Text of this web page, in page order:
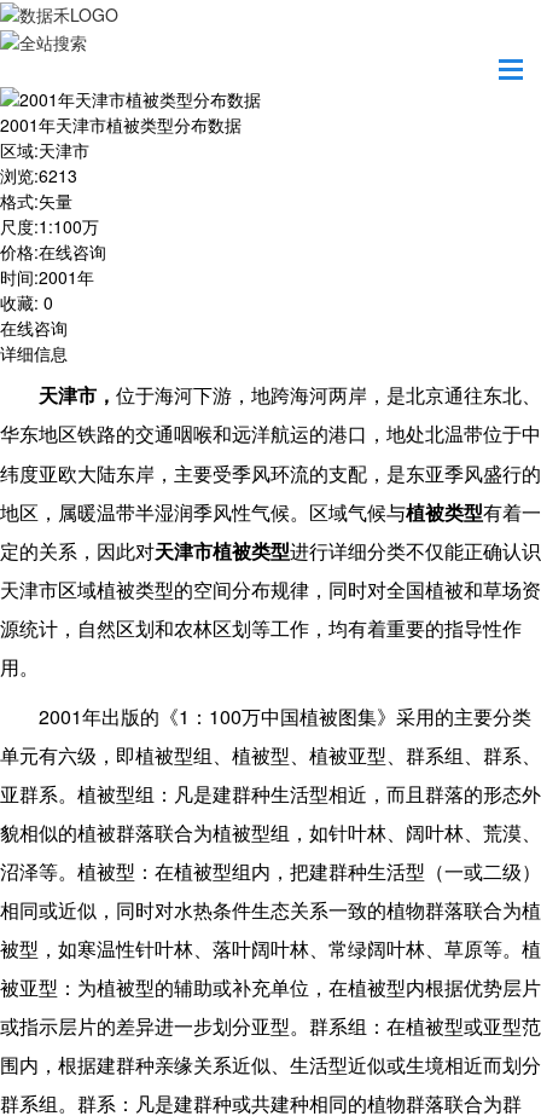
2001年天津市植被类型分布数据
区域:天津市
浏览:6213
格式:矢量
尺度:1:100万
价格:在线咨询
时间:2001年
收藏: 0
在线咨询
详细信息
天津市， 位于海河下游，地跨海河两岸，是北京通往东北、
华东地区铁路的交通咽喉和远洋航运的港口，地处北温带位于中
纬度亚欧大陆东岸，主要受季风环流的支配，是东亚季风盛行的
地区，属暖温带半湿润季风性气候。
区域气候与植被类型有着一
定的关系，因此对天津市植被类型进行详细分类不仅能正确认识
天津市区域植被类型的空间分布规律，同时对全国植被和草场资
源统计，自然区划和农林区划等工作，均有着重要的指导性作
用。
2001年出版的《1 ： 100万中国植被图集》采用的主要分类
单元有六级，即植被型组、植被型、植被亚型、群系组、群系、
亚群系。植被型组：凡是建群种生活型相近，而且群落的形态外
貌相似的植被群落联合为植被型组，如针叶林、阔叶林、荒漠、
沼泽等。植被型：在植被型组内，把建群种生活型（一或二级）
相同或近似，同时对水热条件生态关系一致的植物群落联合为植
被型，如寒温性针叶林、落叶阔叶林、常绿阔叶林、草原等。植
被亚型：为植被型的辅助或补充单位，在植被型内根据优势层片
或指示层片的差异进一步划分亚型。群系组：在植被型或亚型范
围内，根据建群种亲缘关系近似、生活型近似或生境相近而划分
群系组。群系：凡是建群种或共建种相同的植物群落联合为群